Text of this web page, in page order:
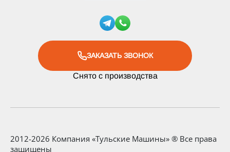
ЗАКАЗАТЬ ЗВОНОК
Снято с производства
2012-2026 Компания «Тульские Машины» ® Все права
защищены